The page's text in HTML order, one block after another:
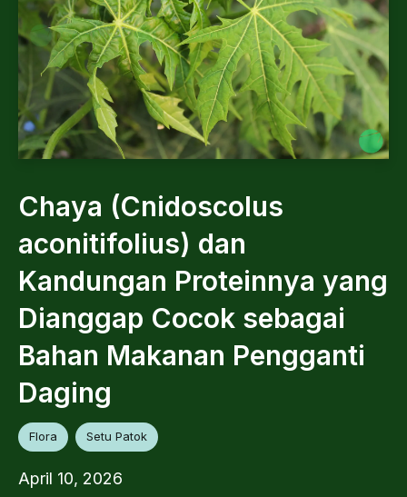
Chaya (Cnidoscolus
aconitifolius) dan
Kandungan Proteinnya yang
Dianggap Cocok sebagai
Bahan Makanan Pengganti
Daging
Flora Setu Patok
April 10, 2026